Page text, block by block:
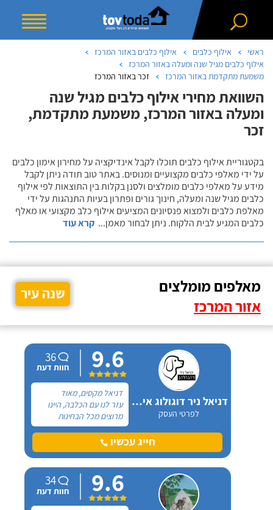
ראשי אילוף כלבים
אילוף כלבים באזור המרכז
אילוף כלבים מגיל שנה ומעלה באזור המרכז
משמעת מתקדמת באזור המרכז
זכר באזור המרכז
השוואת מחירי אילוף כלבים מגיל שנה
ומעלה באזור המרכז, משמעת מתקדמת,
זכר
בקטגוריית אילוף כלבים תוכלו לקבל אינדיקציה על מחירון אימון כלבים
על ידי מאלפי כלבים מקצועיים ומנוסים. באתר טוב תודה ניתן לקבל
מידע על מאלפי כלבים מומלצים ולסנן בקלות בין התוצאות לפי אילוף
כלבים מגיל שנה ומעלה, חינוך גורים ופתרון בעיות התנהגות על ידי
מאלפת כלבים ולמצוא פנסיונים המציעים אילוף כלב מקצועי או מאלף
כלבים המגיע לבית הלקוח. ניתן לבחור מאמן... קרא עוד
מאלפים מומלצים
אזור המרכז
שנה עיר
דניאל ניר דוגולוג אילוף כלבים
לפרטי העסק
9.6
36
חוות דעת
דניאל מקסים, מאוד
עזר לנו עם הכלבה, היינו
מרוצים מכל הבחינות
ואנחנו ממליצים בחום. יש
לנו כלבה שהיו לה בעיות
התנהגות שונות וזאת שהכי
אכילה מפח הזבל הביתי.
חייג עכשיו
9.6
34
חוות דעת